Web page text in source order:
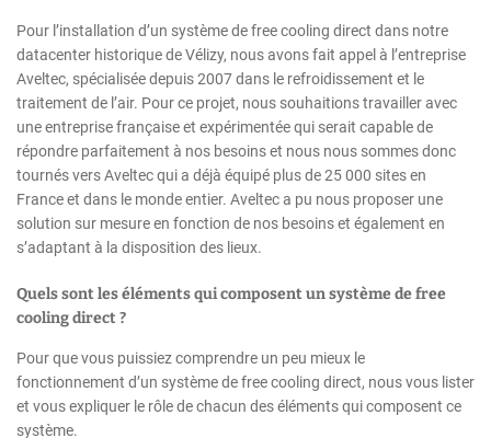
Pour l’installation d’un système de free cooling direct dans notre
datacenter historique de Vélizy, nous avons fait appel à l’entreprise
Aveltec, spécialisée depuis 2007 dans le refroidissement et le
traitement de l’air. Pour ce projet, nous souhaitions travailler avec
une entreprise française et expérimentée qui serait capable de
répondre parfaitement à nos besoins et nous nous sommes donc
tournés vers Aveltec qui a déjà équipé plus de 25 000 sites en
France et dans le monde entier. Aveltec a pu nous proposer une
solution sur mesure en fonction de nos besoins et également en
s’adaptant à la disposition des lieux.
Quels sont les éléments qui composent un système de free
cooling direct ?
Pour que vous puissiez comprendre un peu mieux le
fonctionnement d’un système de free cooling direct, nous vous lister
et vous expliquer le rôle de chacun des éléments qui composent ce
système.